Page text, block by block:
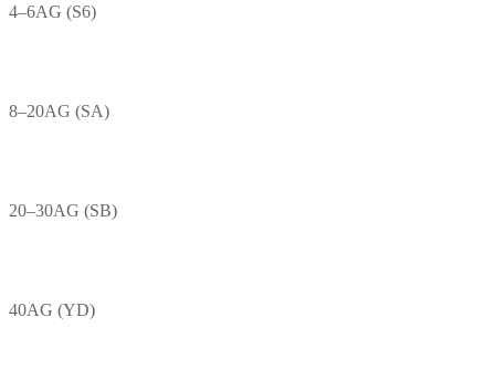
4–6AG (S6)
8–20AG (SA)
20–30AG (SB)
40AG (YD)